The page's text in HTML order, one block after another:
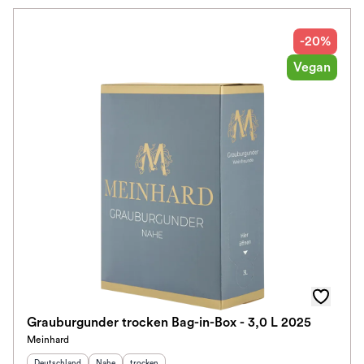
-20%
Vegan
Grauburgunder trocken Bag-in-Box - 3,0 L 2025
Meinhard
Herkunftsland Herkunftsregion:
Geschmack